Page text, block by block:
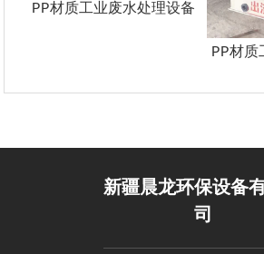
PP材质工业废水处理设备
PP材质
新疆晨龙环保设备
司